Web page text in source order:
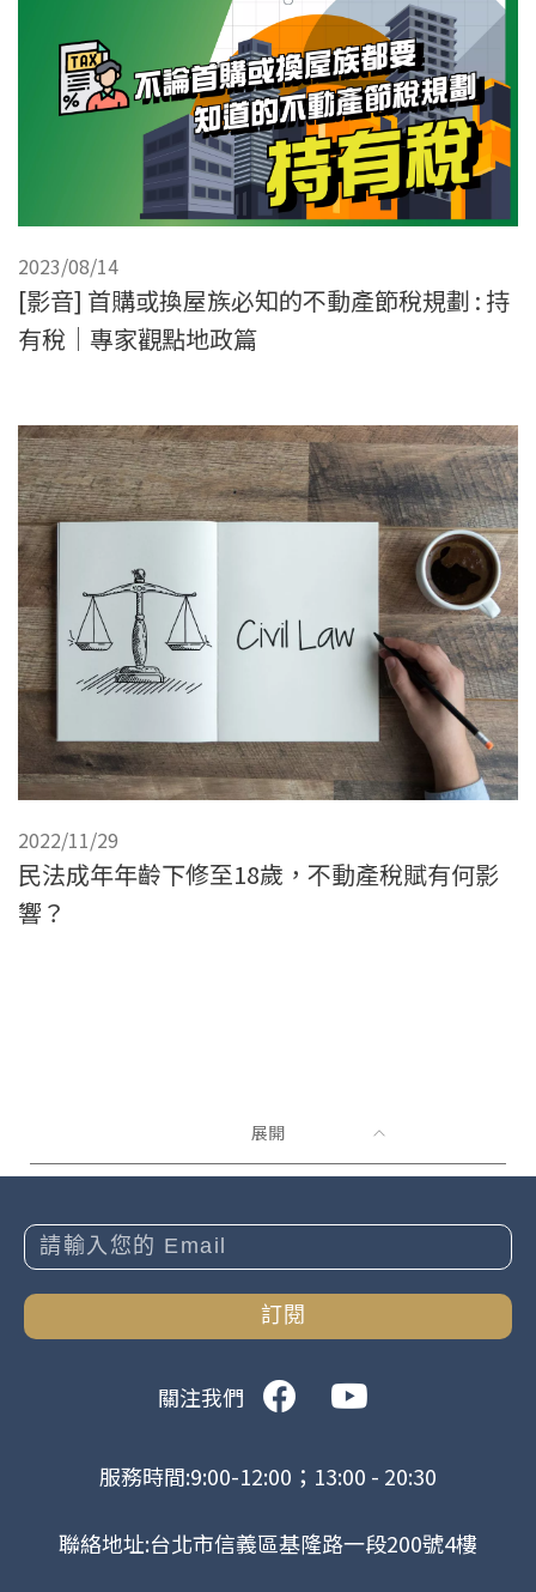
2023/08/14
[影音] 首購或換屋族必知的不動產節稅規劃 : 持
有稅｜專家觀點地政篇
2022/11/29
民法成年年齡下修至18歲，不動產稅賦有何影
響？
展開
關注我們
訂閱
服務時間:9:00-12:00；13:00 - 20:30
聯絡地址:台北市信義區基隆路一段200號4樓